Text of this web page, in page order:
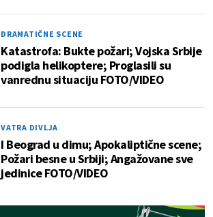
DRAMATIČNE SCENE
Katastrofa: Bukte požari; Vojska Srbije
podigla helikoptere; Proglasili su
vanrednu situaciju FOTO/VIDEO
VATRA DIVLJA
I Beograd u dimu; Apokaliptične scene;
Požari besne u Srbiji; Angažovane sve
jedinice FOTO/VIDEO